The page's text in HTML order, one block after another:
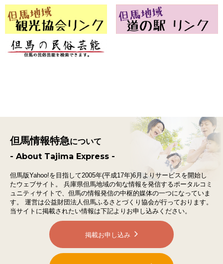
但馬情報特急について
- About Tajima Express -
但馬版Yahoo!を目指して2005年(平成17年)6月よりサービスを開始し
たウェブサイト。
兵庫県但馬地域の旬な情報を発信するポータルコミ
ュニティサイトで、 但馬の情報発信の中枢的媒体の一つになっていま
す。
運営は公益財団法人但馬ふるさとづくり協会が行っております。
当サイトに掲載されたい情報は下記よりお申し込みください。
掲載お申し込み